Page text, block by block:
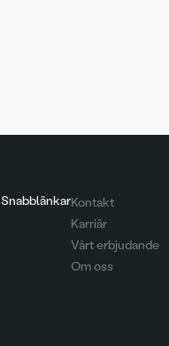
SnabblänkarKontakt
Karriär
Vårt erbjudande
Om oss